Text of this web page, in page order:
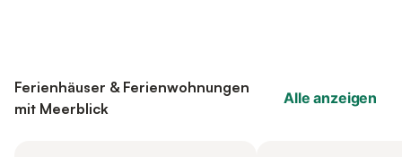
Ferienhäuser & Ferienwohnungen
mit Meerblick
Alle anzeigen